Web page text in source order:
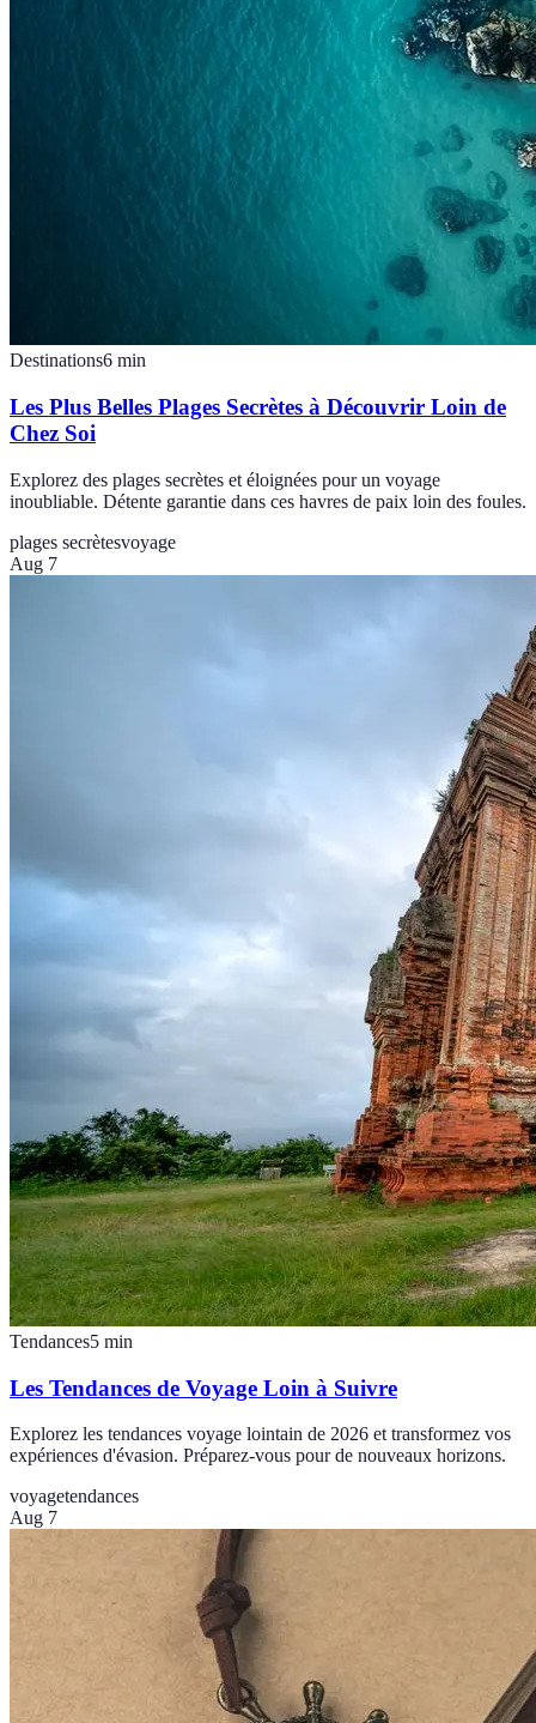
Destinations6 min
Les Plus Belles Plages Secrètes à Découvrir Loin de
Chez Soi
Explorez des plages secrètes et éloignées pour un voyage
inoubliable. Détente garantie dans ces havres de paix loin des foules.
plages secrètesvoyage
Aug 7
Tendances5 min
Les Tendances de Voyage Loin à Suivre
Explorez les tendances voyage lointain de 2026 et transformez vos
expériences d'évasion. Préparez-vous pour de nouveaux horizons.
voyagetendances
Aug 7